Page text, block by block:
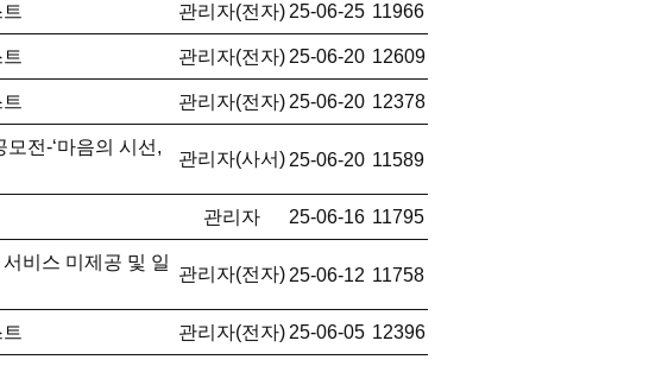
관리자(전자) 25-06-25 11966
관리자(전자) 25-06-20 12609
관리자(전자) 25-06-20 12378
전-‘마음의 시선,
관리자(사서) 25-06-20 11589
관리자 25-06-16 11795
비스 미제공 및 일
관리자(전자) 25-06-12 11758
관리자(전자) 25-06-05 12396